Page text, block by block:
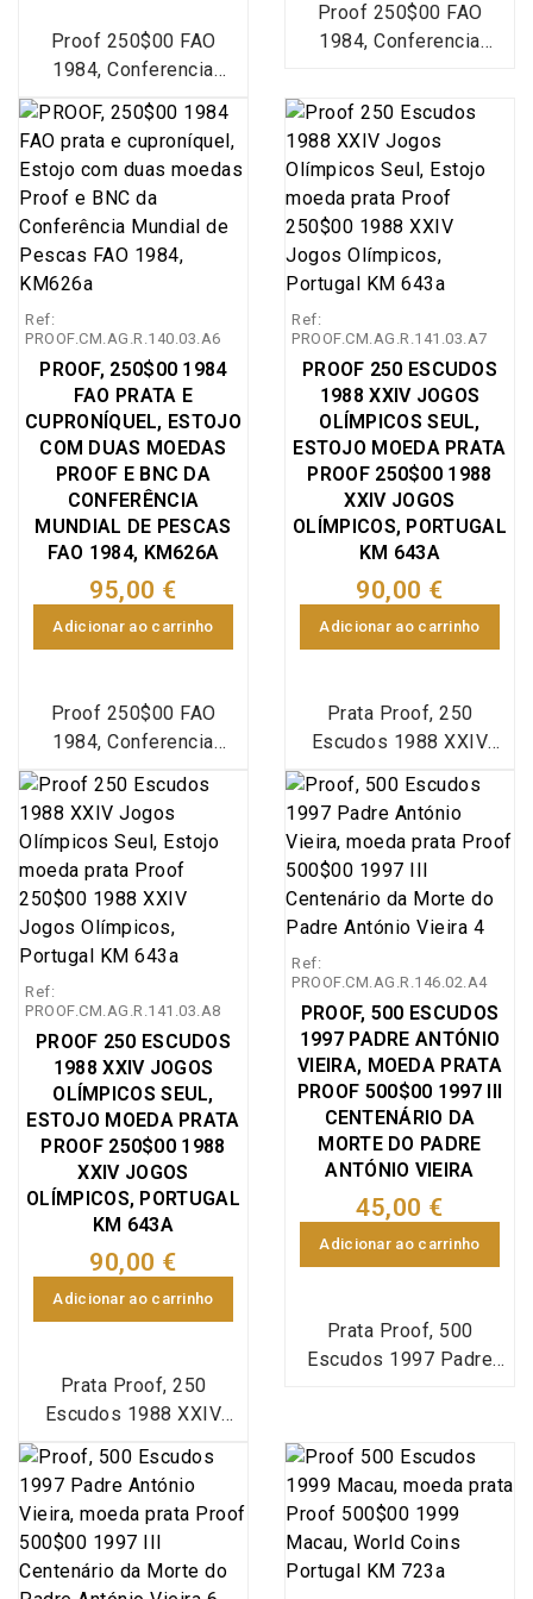
Proof 250$00 FAO
1984, Conferencia
Mundial de Pescas,
Estojo com dupla de
moedas Prata Proof e
Cuproníquel BNC de 250
escudos da Conferência
Mundial de Pescas
F.A.O 1984, emissão
conjunta de 2 moedas
250$00 1984 FAO
PROOF e BNC em
Estojo, Emissão
especial da Imprensa
Nacional Casa da
Moeda (INCM), World
Coins Portugal
KM#626a + KM#626
Proof 250$00 FAO
1984, Conferencia
Estojo com dupla de
moedas Prata Proof e
Cuproníquel BNC de 250
escudos da Conferência
Mundial de Pescas
F.A.O 1984, emissão
conjunta de 2 moedas
250$00 1984 FAO
especial da Imprensa
Nacional Casa da
Moeda (INCM), World
Coins Portugal
KM#626a + KM#626
Ref:
PROOF.CM.AG.R.140.03.A6
PROOF, 250$00 1984
FAO PRATA E
CUPRONÍQUEL, ESTOJO
COM DUAS MOEDAS
PROOF E BNC DA
CONFERÊNCIA
MUNDIAL DE PESCAS
FAO 1984, KM626A
95,00 €
Adicionar ao carrinho
Proof 250$00 FAO
1984, Conferencia
Mundial de Pescas,
Estojo com dupla de
moedas Prata Proof e
Cuproníquel BNC de 250
escudos da Conferência
Mundial de Pescas
F.A.O 1984, emissão
conjunta de 2 moedas
250$00 1984 FAO
Estojo, Emissão
especial da Imprensa
Nacional Casa da
Moeda (INCM), World
Coins Portugal
KM#626a + KM#626
Ref:
PROOF.CM.AG.R.141.03.A7
PROOF 250 ESCUDOS
1988 XXIV JOGOS
OLÍMPICOS SEUL,
ESTOJO MOEDA PRATA
PROOF 250$00 1988
XXIV JOGOS
OLÍMPICOS, PORTUGAL
KM 643A
90,00 €
Adicionar ao carrinho
Prata Proof, 250
Escudos 1988 XXIV
Jogos Olímpicos - Seul
1988, Estojo com
moeda prata Proof 250
Escudos 1988 XXIV
Jogos Olímpicos - Seul
1988, 250$00 1988
comemorativa dos
XXIV Jogos Olímpicos
emissão especial da
Imprensa Nacional Casa
da Moeda (INCM),
World Coins Portugal
KM#643a (Silver Proof)
Ref:
PROOF.CM.AG.R.141.03.A8
PROOF 250 ESCUDOS
1988 XXIV JOGOS
OLÍMPICOS SEUL,
ESTOJO MOEDA PRATA
PROOF 250$00 1988
XXIV JOGOS
OLÍMPICOS, PORTUGAL
KM 643A
90,00 €
Adicionar ao carrinho
Prata Proof, 250
Escudos 1988 XXIV
Jogos Olímpicos - Seul
1988, Estojo com
moeda prata Proof 250
Escudos 1988 XXIV
Jogos Olímpicos - Seul
1988, 250$00 1988
Ref:
PROOF.CM.AG.R.146.02.A4
PROOF, 500 ESCUDOS
1997 PADRE ANTÓNIO
VIEIRA, MOEDA PRATA
PROOF 500$00 1997 III
CENTENÁRIO DA
MORTE DO PADRE
ANTÓNIO VIEIRA
45,00 €
Adicionar ao carrinho
Prata Proof, 500
Escudos 1997 Padre
500$00 1997
comemorativa do III
Centenário da Morte do
Padre António Vieira
1697-1997, Emissão
especial da Imprensa